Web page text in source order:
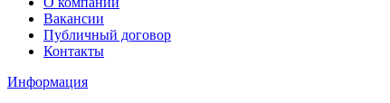
Вакансии
Публичный договор
Контакты
Информация